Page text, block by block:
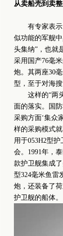
从卖船壳到卖
有专家表示，
似功能的军舰
头集纳”，也就
采用国产76毫
炮。其两座30
型，至于对海
这样的“两头
面的落实。国
采购方面‘集众
样的采购模式
用于053H2型
会。1991年，
款护卫舰集成
型324毫米鱼雷
炮，还装备了
护卫舰的船体。